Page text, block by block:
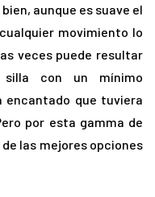
aunque es suave el
movimiento lo
veces puede resultar
con un mínimo
encantado que tuviera
por esta gamma de
las mejores opciones